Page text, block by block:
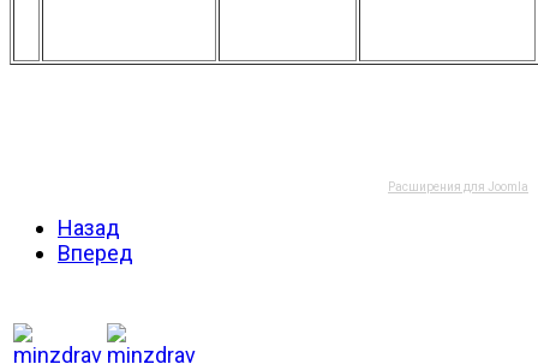
Расширения для Joomla
Назад
Вперед